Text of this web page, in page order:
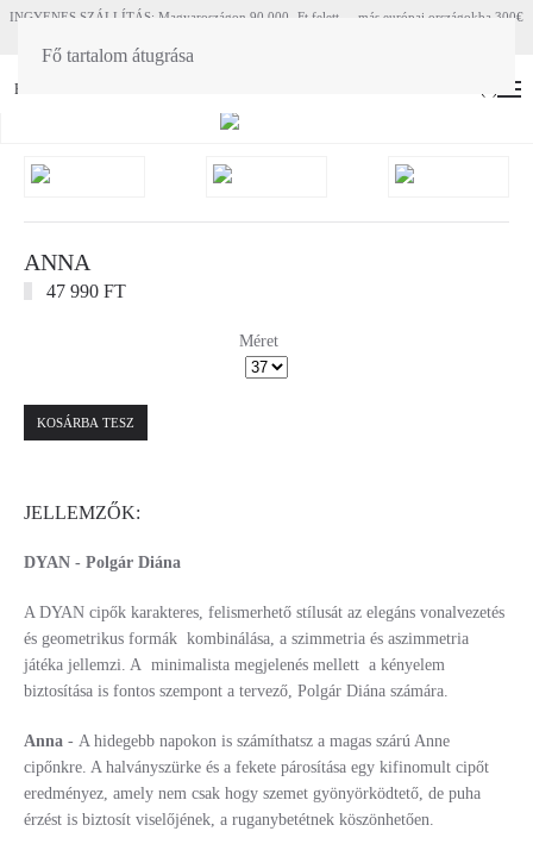
Fő tartalom átugrása
HU
INGYENES SZÁLLÍTÁS: Magyaroszágon 90 000.-Ft felett - más európai országokba 300€
ANNA
47 990 FT
Méret
KOSÁRBA TESZ
JELLEMZŐK:
DYAN - Polgár Diána
A DYAN cipők karakteres, felismerhető stílusát az elegáns vonalvezetés
és geometrikus formák kombinálása, a szimmetria és aszimmetria
játéka jellemzi. A minimalista megjelenés mellett a kényelem
biztosítása is fontos szempont a tervező, Polgár Diána számára.
Anna - A hidegebb napokon is számíthatsz a magas szárú Anne
cipőnkre. A halványszürke és a fekete párosítása egy kifinomult cipőt
eredményez, amely nem csak hogy szemet gyönyörködtető, de puha
érzést is biztosít viselőjének, a ruganybetétnek köszönhetően.